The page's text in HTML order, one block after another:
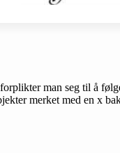
man seg til å
merket med en x